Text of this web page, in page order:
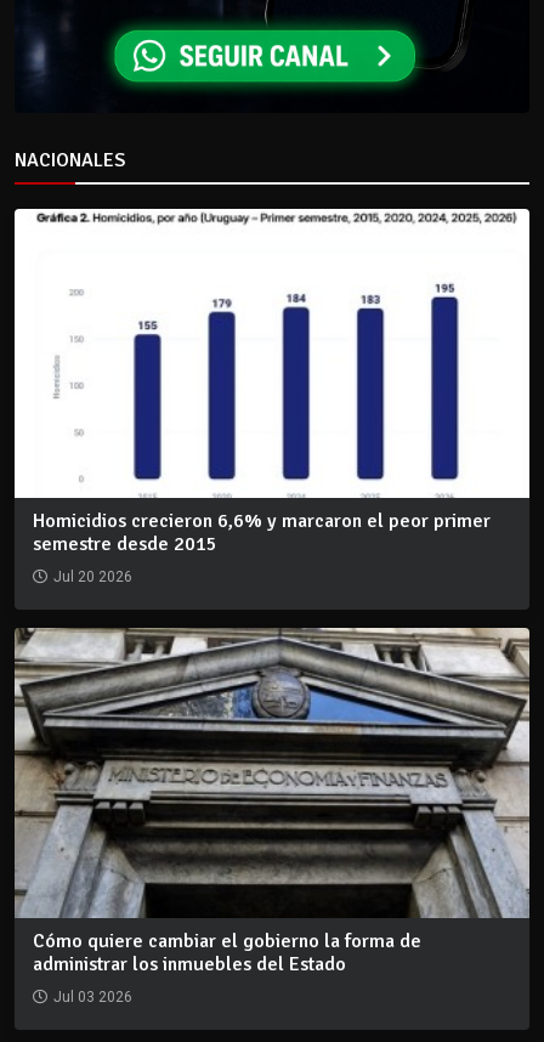
NACIONALES
Homicidios crecieron 6,6% y marcaron el peor primer
semestre desde 2015
Jul 20 2026
Cómo quiere cambiar el gobierno la forma de
administrar los inmuebles del Estado
Jul 03 2026